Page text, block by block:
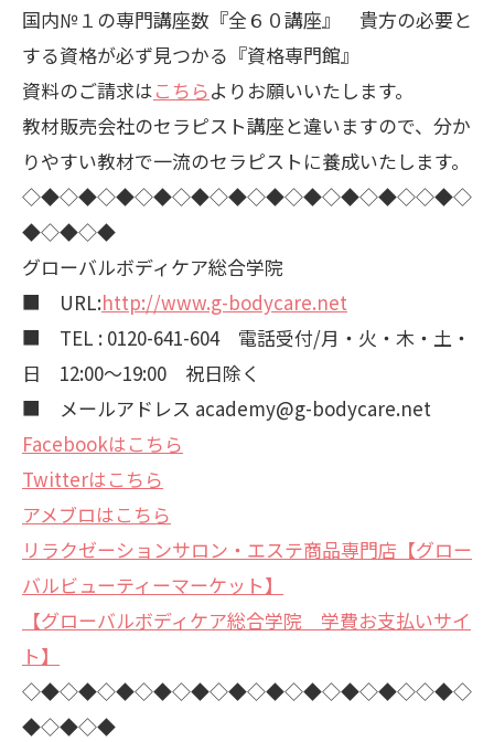
国内№１の専門講座数『全６０講座』 貴方の必要と
する資格が必ず見つかる『資格専門館』
資料のご請求はこちらよりお願いいたします。
教材販売会社のセラピスト講座と違いますので、分か
りやすい教材で一流のセラピストに養成いたします。
◇◆◇◆◇◆◇◆◇◆◇◆◇◆◇◆◇◆◇◆◇◇◆◇
◆◇◆◇◆
グローバルボディケア総合学院
■ URL:http://www.g-bodycare.net
■ TEL : 0120-641-604 電話受付/月・火・木・土・
日 12:00～19:00 祝日除く
■ メールアドレス academy@g-bodycare.net
Facebookはこちら
Twitterはこちら
アメブロはこちら
リラクゼーションサロン・エステ商品専門店【グロー
バルビューティーマーケット】
【グローバルボディケア総合学院 学費お支払いサイ
ト】
◇◆◇◆◇◆◇◆◇◆◇◆◇◆◇◆◇◆◇◆◇◇◆◇
◆◇◆◇◆